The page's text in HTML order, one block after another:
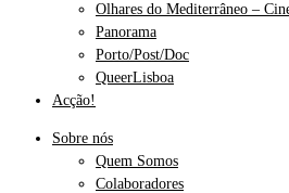
Olhares do Mediterrâneo –
Panorama
Porto/Post/Doc
QueerLisboa
Acção!
Sobre nós
Quem Somos
Colaboradores